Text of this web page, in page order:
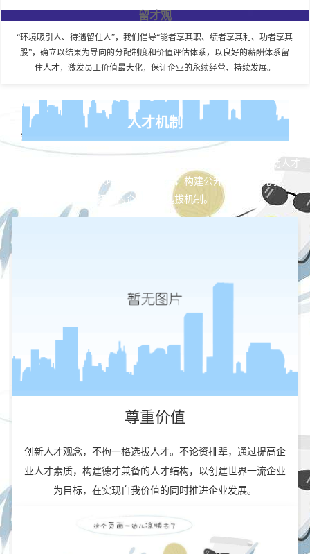
留才观
“环境吸引人、待遇留住人”，我们倡导“能者享其职、绩者享其利、功者享其
股”，确立以结果为导向的分配制度和价值评估体系，以良好的薪酬体系留
住人才，激发员工价值最大化，保证企业的永续经营、持续发展。
人才机制
在海澜的人才发展体系中，按照不同职级要求及个人特长，帮助人才
快速融入团队，任人唯贤、注重实绩，构建公开、平等、竞争、
择优的企业人才选拔机制。
尊重价值
创新人才观念，不拘一格选拔人才。不论资排辈，通过提高企
业人才素质，构建德才兼备的人才结构，以创建世界一流企业
为目标，在实现自我价值的同时推进企业发展。